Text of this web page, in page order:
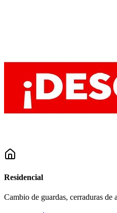
Residencial
Cambio de guardas, cerraduras de